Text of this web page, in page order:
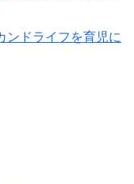
ンドライフを育児に